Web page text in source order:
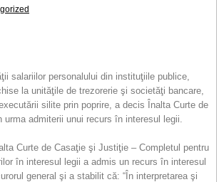
salariilor personalului din instituţiile publice,
la unităţile de trezorerie şi societăţi bancare,
silite prin poprire, a decis Înalta Curte de
admiterii unui recurs în interesul legii.
Curte de Casaţie şi Justiţie – Completul pentru
în interesul legii a admis un recurs în interesul
general şi a stabilit că: “În interpretarea şi